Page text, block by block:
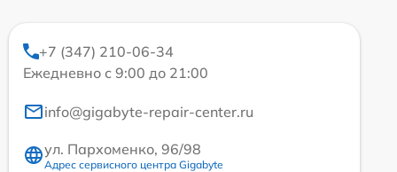
+7 (347) 210-06-34
Ежедневно с 9:00 до 21:00
info@gigabyte-repair-center.ru
ул. Пархоменко, 96/98
Адрес сервисного центра Gigabyte